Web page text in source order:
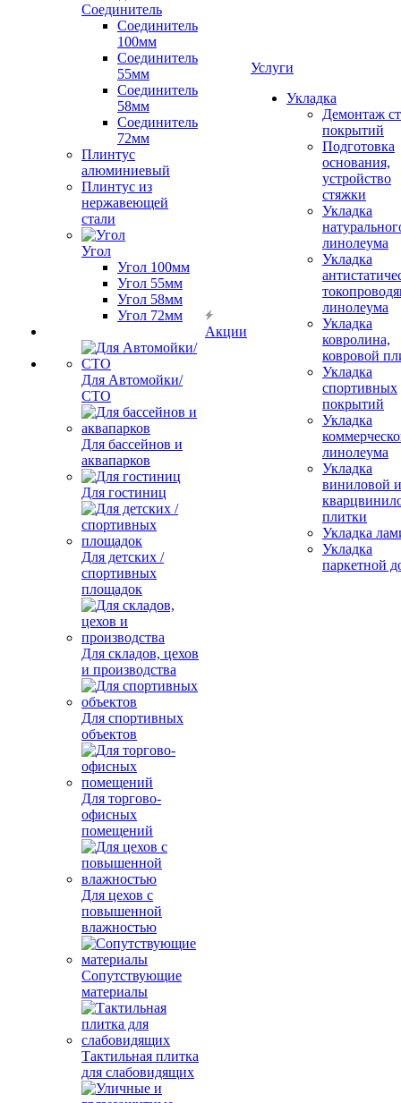
Соединитель
Соединитель
100мм
Соединитель
55мм
Соединитель
58мм
Соединитель
72мм
Плинтус
алюминиевый
Плинтус из
нержавеющей
стали
Угол
Угол 100мм
Угол 55мм
Угол 58мм
Угол 72мм
Для Автомойки/
СТО
Для бассейнов и
аквапарков
Для гостиниц
Для детских /
спортивных
площадок
Для складов, цехов
и производства
Для спортивных
объектов
Для торгово-
офисных
помещений
Для цехов с
повышенной
влажностью
Сопутствующие
материалы
Тактильная плитка
для слабовидящих
Акции
Услуги
Укладка
Демонтаж
покрытий
Подготовка
основания,
устройство
стяжки
Укладка
линолеума
Укладка
линолеума
Укладка
ковролина,
ковровой
Укладка
спортивных
покрытий
Укладка
линолеума
Укладка
виниловой и
плитки
Укладка
Укладка
паркетной